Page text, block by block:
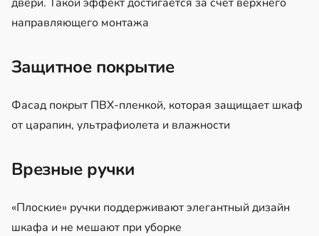
направляющего монтажа
Защитное покрытие
Фасад покрыт ПВХ-пленкой, которая защищает шкаф
от царапин, ультрафиолета и влажности
Врезные ручки
«Плоские» ручки поддерживают элегантный дизайн
шкафа и не мешают при уборке